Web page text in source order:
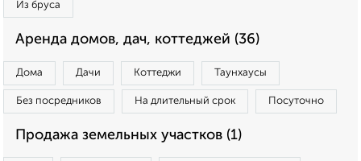
Из бруса
Аренда домов, дач, коттеджей (36)
Дома Дачи Коттеджи Таунхаусы
Без посредников На длительный срок Посуточно
Продажа земельных участков (1)